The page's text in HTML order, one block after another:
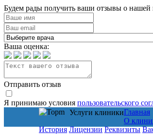
Будем рады получить ваши отзывы о нашей
Ваша оценка:
Отправить отзыв
Я принимаю условия пользовательского
Услуги клиникиГлавная
О
История Лицензии Реквизиты